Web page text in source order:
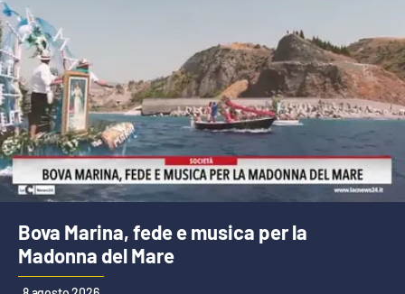
Lacitymag.it
Lacapitalenews.it
Ilreggino.it
Cosenzachannel.it
Catanzarochannel.it
Bova Marina, fede e musica per la
Madonna del Mare